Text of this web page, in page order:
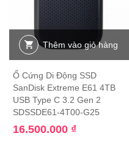
Thêm vào giỏ hàng
Ổ Cứng Di Động SSD
SanDisk Extreme E61 4TB
USB Type C 3.2 Gen 2
SDSSDE61-4T00-G25
16.500.000 ₫